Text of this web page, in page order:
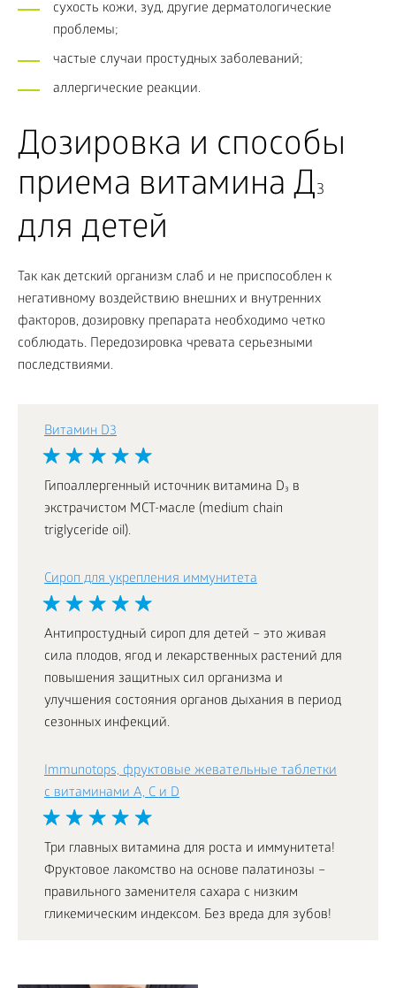
сухость кожи, зуд, другие дерматологические
проблемы;
частые случаи простудных заболеваний;
аллергические реакции.
Дозировка и способы
приема витамина Д3
для детей
Так как детский организм слаб и не приспособлен к
негативному воздействию внешних и внутренних
факторов, дозировку препарата необходимо четко
соблюдать. Передозировка чревата серьезными
последствиями.
Витамин D3
Гипоаллергенный источник витамина D₃ в
экстрачистом МСТ-масле (medium chain
triglyceride oil).
Сироп для укрепления иммунитета
Антипростудный сироп для детей – это живая
сила плодов, ягод и лекарственных растений для
повышения защитных сил организма и
улучшения состояния органов дыхания в период
сезонных инфекций.
Immunotops, фруктовые жевательные таблетки
с витаминами A, C и D
Три главных витамина для роста и иммунитета!
Фруктовое лакомство на основе палатинозы –
правильного заменителя сахара с низким
гликемическим индексом. Без вреда для зубов!